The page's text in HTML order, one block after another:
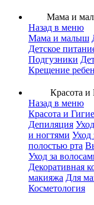
Мама и
Назад в меню
Мама и малыш
Детское
Подгузники
Крещение
Красота и
Назад в меню
Красота и
Депиляция
и ногтями Уход
полостью рта
Уход за
Декоративная
макияжа Для
Косметология